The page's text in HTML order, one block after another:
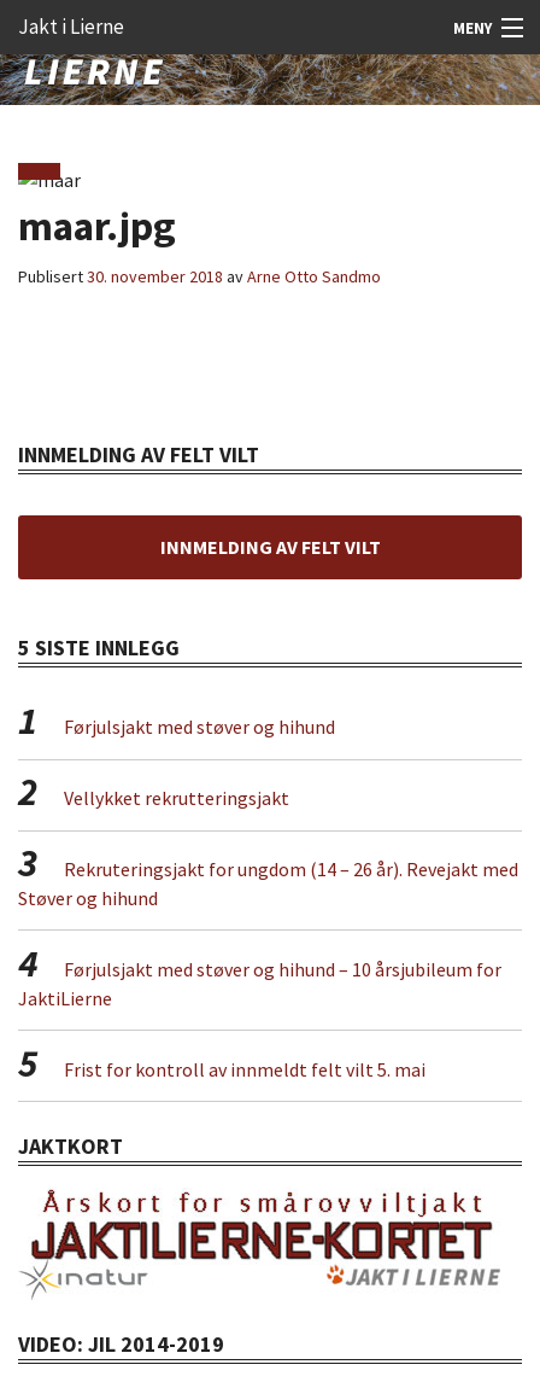
Jakt i Lierne MENY
Nyheter
Fangst
Åtejakt
Rekrutt
innholdet
Forstørre
maar.jpg
Publisert30. november 2018 avArne Otto Sandmo
INNMELDING AV FELT VILT
INNMELDING AV FELT VILT
5 SISTE INNLEGG
1 Førjulsjakt med støver og hihund
2 Vellykket rekrutteringsjakt
3
Rekruteringsjakt for ungdom (14 – 26 år). Revejakt med
Støver og hihund
4
Førjulsjakt med støver og hihund – 10 årsjubileum for
JaktiLierne
5 Frist for kontroll av innmeldt felt vilt 5. mai
JAKTKORT
VIDEO: JIL 2014-2019